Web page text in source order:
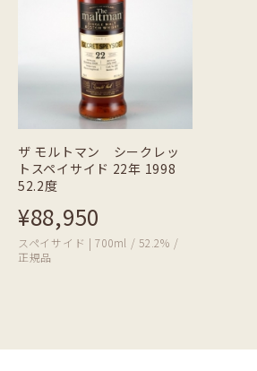
ザ モルトマン シークレッ
トスペイサイド 22年 1998
52.2度
¥88,950
スペイサイド | 700ml / 52.2% /
正規品